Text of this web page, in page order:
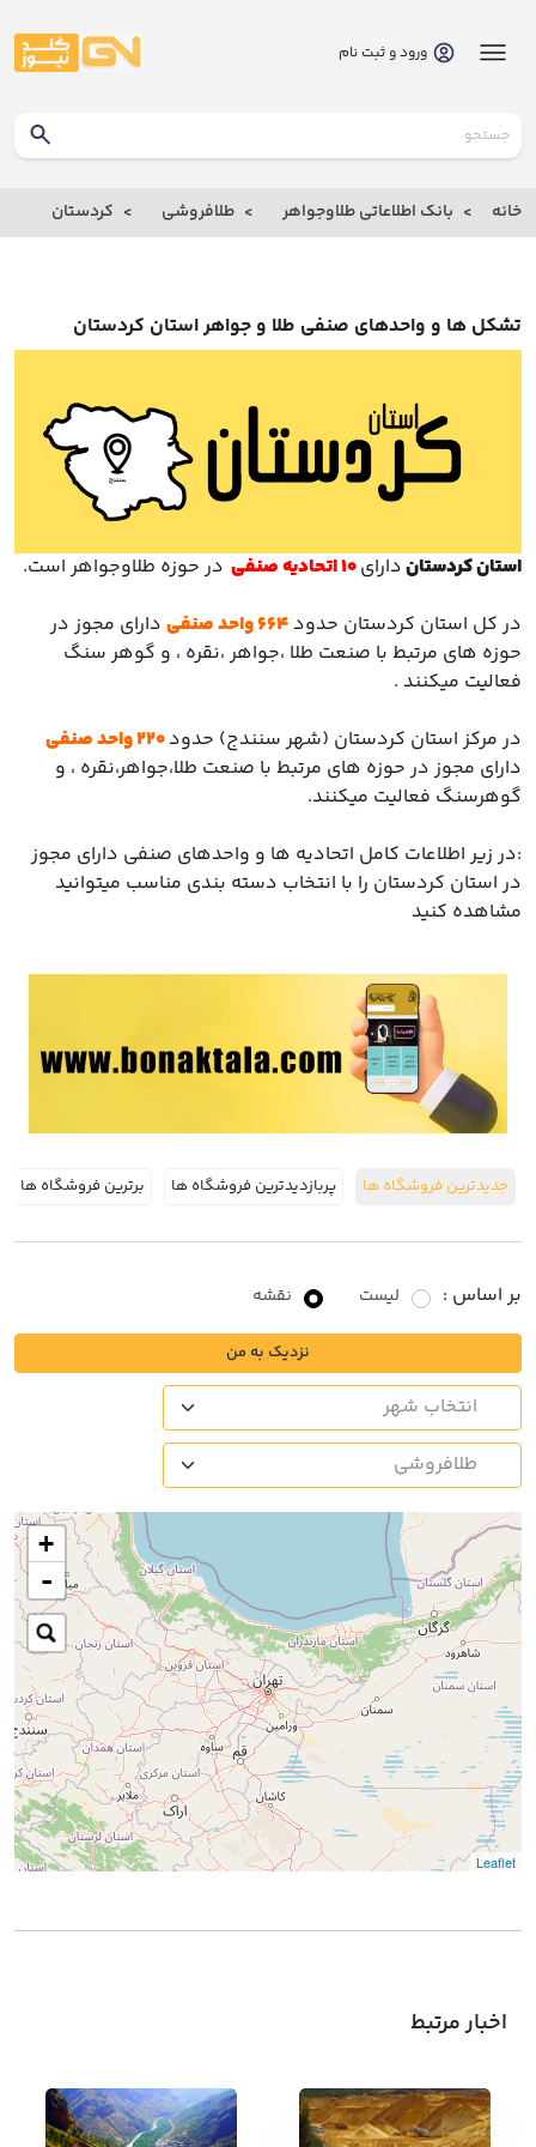
بانک
بانک
با ما
اخبار
های
متداول
در
خواست
ورود و ثبت نام
خانه بانک اطلاعاتی طلاوجواهر طلافروشی کردستان
تشکل ها و واحدهای صنفی طلا و جواهر استان کردستان
استان کردستاندارای اتحادیه صنفی در حوزه طلاوجواهر است.
در کل استان کردستان حدود 664واحد صنفی دارای مجوز در
حوزه های مرتبط با صنعت طلا ،جواهر ،نقره ، و گوهر سنگ
فعالیت میکنند .
در مرکز استان کردستان (شهر سنندج) حدود
دارای مجوز در حوزه های مرتبط با صنعت طلا،جواهر،نقره ، و
گوهرسنگ فعالیت میکنند.
:در زیر اطلاعات کامل اتحادیه ها و واحدهای صنفی دارای مجوز
در استان کردستان را با انتخاب دسته بندی مناسب میتوانید
مشاهده کنید
جدیدترین فروشگاه ها پربازدیدترین فروشگاه ها برترین فروشگاه ها
بر اساس : لیست نقشه
نزدیک به من
+
-
Leaflet
اخبار مرتبط